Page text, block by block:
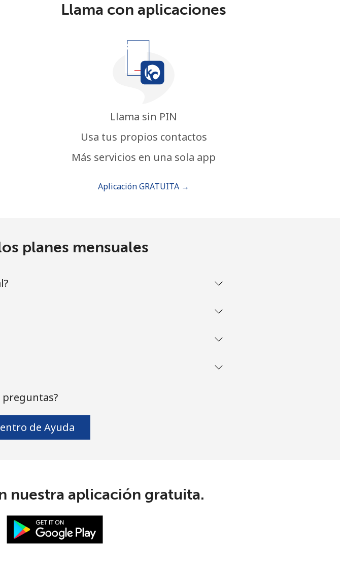
Llama con aplicaciones
Llama sin PIN
Usa tus propios contactos
Más servicios en una sola app
Aplicación GRATUITA →
planes mensuales
preguntas?
de Ayuda
nuestra aplicación gratuita.